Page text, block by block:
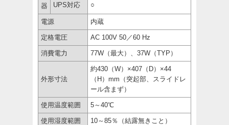
器
UPS対応 ○
電源 内蔵
定格電圧 AC 100V 50／60 Hz
消費電力 77W（最大）、37W（TYP）
外形寸法
約430（W）×407（D）×44
（H）mm（突起部、スライドレ
ール含まず）
使用温度範囲 5～40℃
使用湿度範囲 10～85％（結露無きこと）